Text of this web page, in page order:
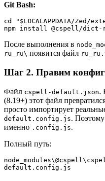
Git Bash:
cd "$LOCALAPPDATA/Zed/
npm install @cspell/dict-
После выполнения в
ru_ru\ появится файл
Шаг 2. Правим конфиг
Файл cspell-default.json.
(8.19+) этот файл
просто импортирует
default.config.js.
именно .config.js.
Полный путь:
default.config.js